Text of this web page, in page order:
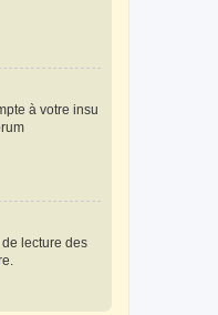
à votre insu
lecture des